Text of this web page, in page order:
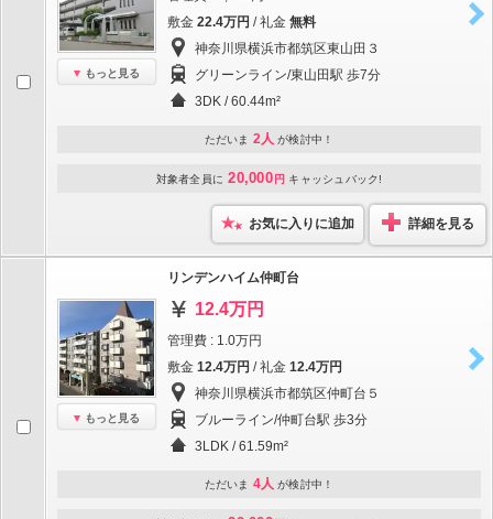
もっと見る
敷金 22.4万円 / 礼金 無料
神奈川県横浜市都筑区東山田３
グリーンライン/東山田駅 歩7分
3DK / 60.44m²
ただいま 2人 が検討中！
対象者全員に 20,000 円 キャッシュバック!
お気に入りに追加 詳細を見る
もっと見る
リンデンハイム仲町台
12.4万円
管理費 : 1.0万円
敷金 12.4万円 / 礼金 12.4万円
神奈川県横浜市都筑区仲町台５
ブルーライン/仲町台駅 歩3分
3LDK / 61.59m²
ただいま 4人 が検討中！